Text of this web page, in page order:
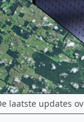
laatste updates